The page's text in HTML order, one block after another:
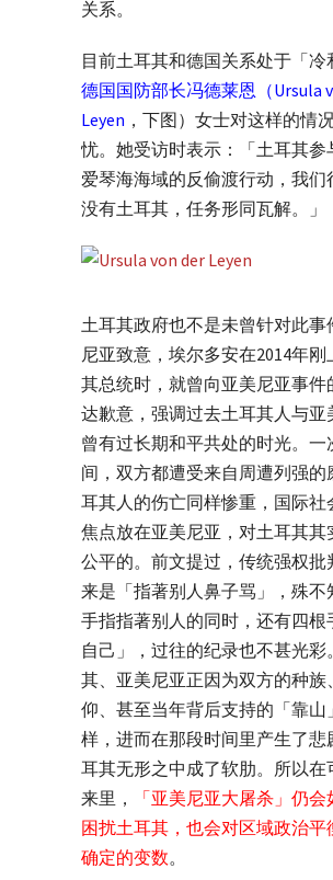
关系。
目前土耳其和德国关系处于「冷
德国国防部长冯德莱恩（Ursula
Leyen ，下图）女士对这样的情
忧。她受访时表示：「土耳其参
爱琴海海域的反偷渡行动，我们
没有土耳其，任务形同瓦解。」
土耳其政府也不是未曾针对此事
尼亚致意，埃尔多安在2014年刚
其总统时，就曾向亚美尼亚事件
达歉意，强调过去土耳其人与亚
曾有过长期和平共处的时光。一
间，双方都遭受来自周遭列强的
耳其人的伤亡同样惨重，国际社
焦点放在亚美尼亚，对土耳其其
公平的。前文提过，传统强权批
来是「指著别人鼻子骂」，殊不
手指指著别人的同时，还有四根
自己」，过往的纪录也不甚光彩
其、亚美尼亚正因为双方的种族
仰、甚至当年背后支持的「靠山
样，进而在那段时间里产生了悲
耳其无形之中成了软肋。所以在
来里，
「亚美尼亚大屠杀」仍
困扰土耳其，也会对区域政治平
确定的变数。